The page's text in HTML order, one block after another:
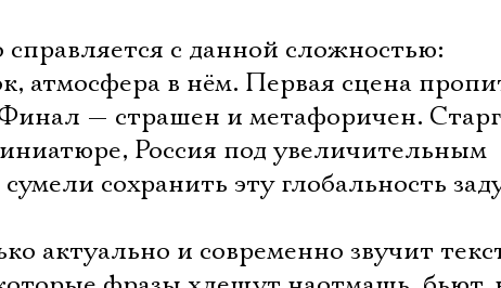
с данной сложностью:
атмосфера в нём. Первая сцена
— страшен и метафоричен.
Россия под увеличительным
сохранить эту глобальность
актуально и современно звучит